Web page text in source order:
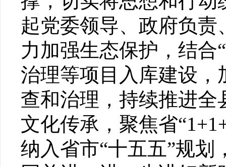
起党委领导、政府负
力加强生态保护，结合
治理等项目入库建设
查和治理，持续推进
文化传承，聚焦省
纳入省市“十五五”规